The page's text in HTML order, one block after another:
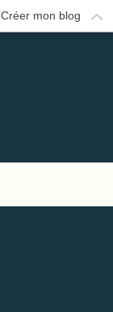
Créer mon blog